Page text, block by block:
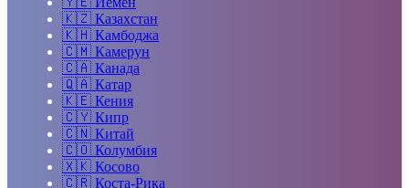
🇰🇿 Казахстан
🇰🇭 Камбоджа
🇨🇲 Камерун
🇨🇦 Канада
🇶🇦 Катар
🇰🇪 Кения
🇨🇾 Кипр
🇨🇳 Китай
🇨🇴 Колумбия
🇽🇰 Косово
🇨🇷 Коста-Рика